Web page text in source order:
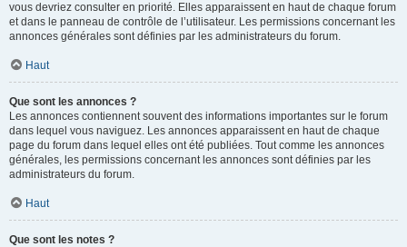
vous devriez consulter en priorité. Elles apparaissent en haut de chaque forum
et dans le panneau de contrôle de l’utilisateur. Les permissions concernant les
annonces générales sont définies par les administrateurs du forum.
Haut
Que sont les annonces ?
Les annonces contiennent souvent des informations importantes sur le forum
dans lequel vous naviguez. Les annonces apparaissent en haut de chaque
page du forum dans lequel elles ont été publiées. Tout comme les annonces
générales, les permissions concernant les annonces sont définies par les
administrateurs du forum.
Haut
Que sont les notes ?